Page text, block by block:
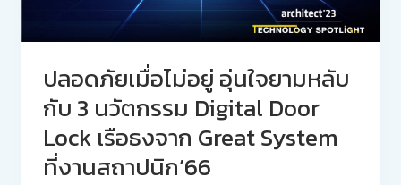
ปลอดภัยเมื่อไม่อยู่ อุ่นใจยามหลับ
กับ 3 นวัตกรรม Digital Door
Lock เรือธงจาก Great System
ที่งานสถาปนิก’66